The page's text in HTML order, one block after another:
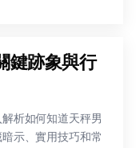
鍵跡象與行
析如何知道天秤男
示、實用技巧和常